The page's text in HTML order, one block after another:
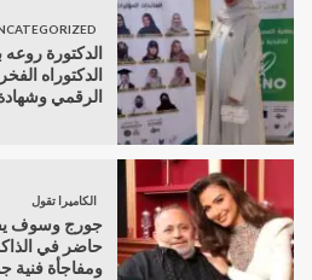
الدكتورة
الدكتوراه
الرقمي وشهادة
الكاميرا تقول
جورج وسوف
حاضر في
ومفاجأة فنية